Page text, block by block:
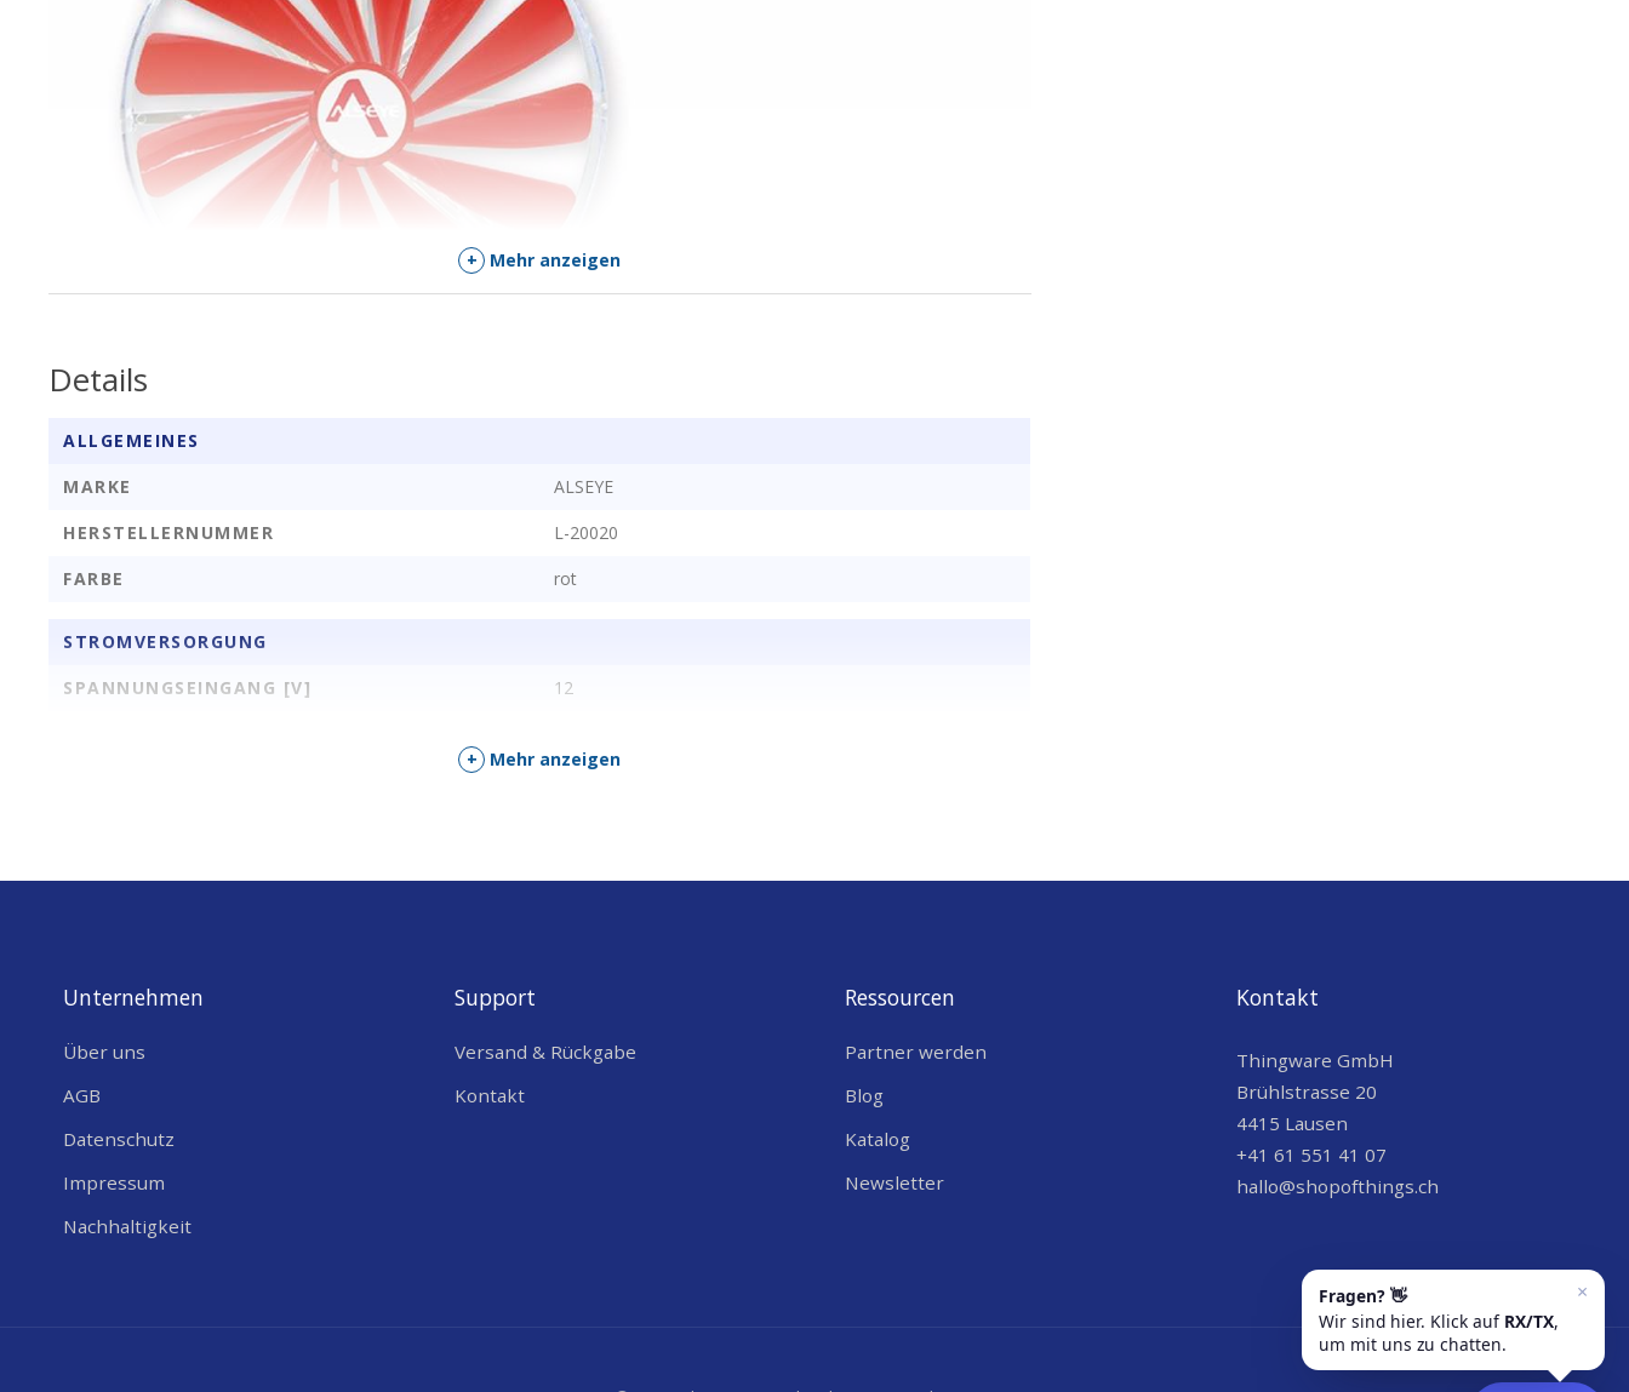
+ Mehr anzeigen
Details
ALLGEMEINES
MARKE
ALSEYE
HERSTELLERNUMMER
L-20020
FARBE
rot
STROMVERSORGUNG
SPANNUNGSEINGANG [V]
12
+ Mehr anzeigen
Unternehmen
Über uns
AGB
Datenschutz
Impressum
Nachhaltigkeit
Support
Versand & Rückgabe
Kontakt
Ressourcen
Partner werden
Blog
Katalog
Newsletter
Kontakt
Thingware GmbH
Brühlstrasse 20
4415 Lausen
+41 61 551 41 07
hallo@shopofthings.ch